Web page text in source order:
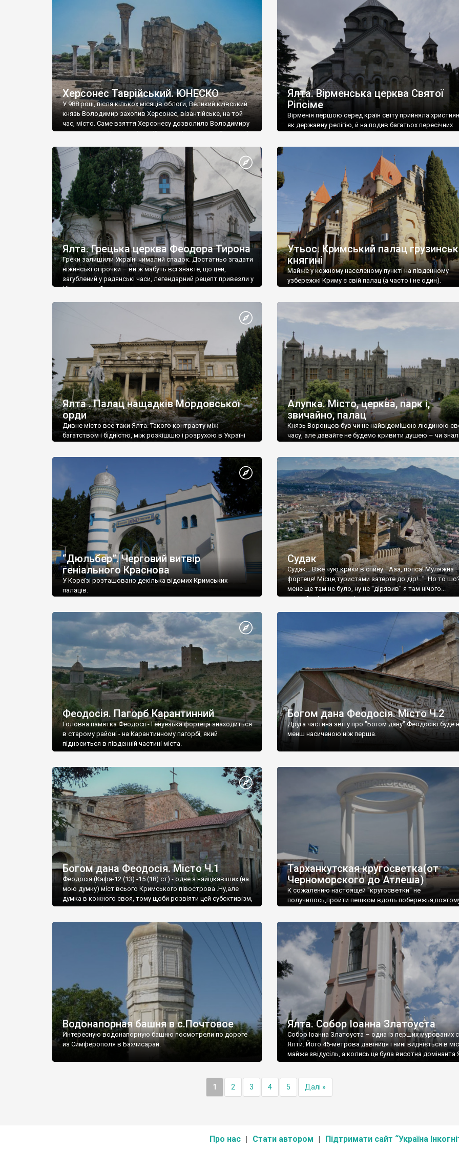
візантійської доби. Раритети викрадені з фондів об’єкту
культурної спадщини ЮНЕСКО «Херсонеса Таврійського».
Офіційно – на виставку «Золото Візантії», але експерти та
влада в Україні вважають це лише […]
називаються «повстяками» (postaki)…” “Вино. Крим
виробляє відмінне вино і його вдосталь: воно все
легке біле і дуже […]
Херсонес Таврійський. ЮНЕСКО
У 988 році, після кількох місяців облоги, Великий київський
князь Володимир захопив Херсонес, візантійське, на той
час, місто. Саме взяття Херсонесу дозволило Володимиру
диктувати свої умови візантійському імператору Василю ІІ,
Херсонесі Володимир-язичник, став Василем-
християнином. А потім було Хрещення Русі. На честь
Херсонесу Таврійського названо місто […]
Ялта. Вірменська церква Святої
Ріпсіме
Вірменія першою серед країн світу прийняла
як державну релігію, й на подив багатьох пересічних
Ялта. Грецька церква Феодора Тирона
Греки залишили Україні чималий спадок. Достатньо згадати
ніжинські огірочки – ви ж мабуть всі знаєте, що цей,
загублений у радянські часи, легендарний рецепт привезли у
Ніжин греки?
Утьос. Кримський палац
княгині
Майже у кожному населеному пункті на південному
узбережжі Криму є свій палац (а часто і не один).
Ялта . Палац нащадків Мордовської
орди
Дивне місто все таки Ялта. Такого контрасту між
багатством і бідністю, між розкішшю і розрухою в Україні
Алупка. Місто, церква, парк і,
звичайно, палац
Князь Воронцов був чи не найвідомішою людиною
часу, але давайте не будемо кривити душею – чи
“Дюльбер”. Черговий витвір
геніального Краснова
У Кореїзі розташовано декілька відомих Кримських
палаців.
Судак
Судак... Вже чую крики в спину: "Ааа, попса! Муляжна
фортеця! Місце,туристами затерте до дір!..." Но то
мене ще там не було, ну не "дірявив" я там нічого...
принаймні до цього літа.
Феодосія. Пагорб Карантинний
Головна памятка Феодосії - Генуезька фортеця знаходиться
в старому районі - на Карантинному пагорбі, який
підноситься в південній частині міста.
Богом дана Феодосія. Місто Ч.2
Друга частина звіту про "Богом дану" Феодосію буде
менш насиченою ніж перша.
Богом дана Феодосія. Місто Ч.1
Феодосія (Кафа-12 (13) -15 (18) ст) - одне з найцікавіших (на
мою думку) міст всього Кримського півострова .Ну,але
думка в кожного своя, тому щоби розвіяти цей субєктивізм,
запрошую відвідати це
Тарханкутская кругосветка(от
Черноморского до Атлеша)
К сожалению настоящей "кругосветки" не
получилось,пройти пешком вдоль
Водонапорная башня в с.Почтовое
Интересную водонапорную башню посмотрели по дороге
из Симферополя в Бахчисарай.
Ялта. Собор Іоанна Златоуста
Собор Іоанна Златоуста – одна із перших мурованих
Ялти. Його 45-метрова дзвіниця і нині видніється в
майже звідусіль, а колись це була висотна домінанта
1 2 3 4 5 Далі »
Про нас Стати автором Підтримати сайт “Україна